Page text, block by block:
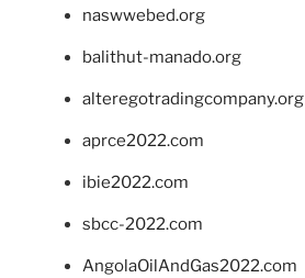
naswwebed.org
balithut-manado.org
alteregotradingcompany.org
aprce2022.com
ibie2022.com
sbcc-2022.com
AngolaOilAndGas2022.com